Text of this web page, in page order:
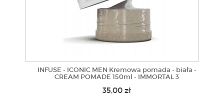
INFUSE - ICONIC MEN Kremowa pomada - biała -
CREAM POMADE 150ml - IMMORTAL 3
35,00 zł